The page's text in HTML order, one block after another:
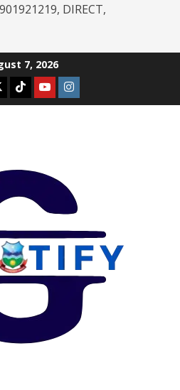
DIRECT,
7, 2026
TiktokYoutubeInstagram